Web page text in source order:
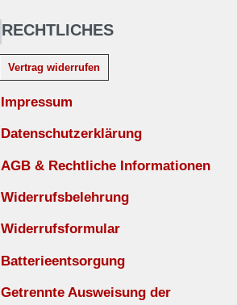
RECHTLICHES
Vertrag widerrufen
Impressum
Datenschutzerklärung
AGB & Rechtliche Informationen
Widerrufsbelehrung
Widerrufsformular
Batterieentsorgung
Getrennte Ausweisung der